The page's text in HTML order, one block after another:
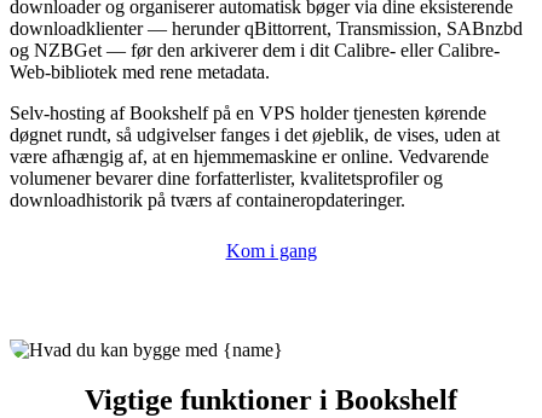
downloader og organiserer automatisk bøger via dine eksisterende
downloadklienter — herunder qBittorrent, Transmission, SABnzbd
og NZBGet — før den arkiverer dem i dit Calibre- eller Calibre-
Web-bibliotek med rene metadata.
Selv-hosting af Bookshelf på en VPS holder tjenesten kørende
døgnet rundt, så udgivelser fanges i det øjeblik, de vises, uden at
være afhængig af, at en hjemmemaskine er online. Vedvarende
volumener bevarer dine forfatterlister, kvalitetsprofiler og
downloadhistorik på tværs af containeropdateringer.
Kom i gang
Vigtige funktioner i Bookshelf